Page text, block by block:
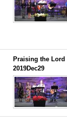
Praising the Lord
2019Dec29